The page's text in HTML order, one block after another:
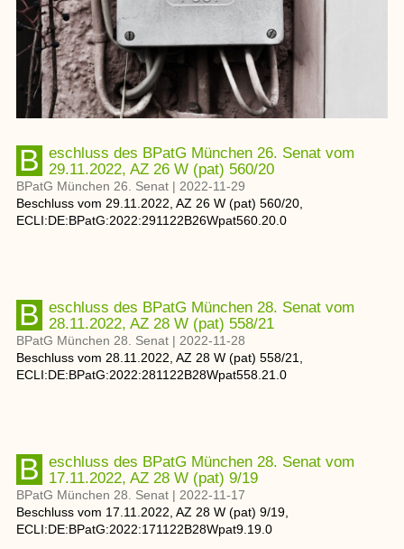
Beschluss des BPatG München 26. Senat vom 29.11.2022, AZ 26 W (pat) 560/20
BPatG München 26. Senat | 2022-11-29
Beschluss vom 29.11.2022 , AZ 26 W (pat) 560/20
ECLI:DE:BPatG:2022:291122B26Wpat560.20.0
Beschluss des BPatG München 28. Senat vom 28.11.2022, AZ 28 W (pat) 558/21
BPatG München 28. Senat | 2022-11-28
Beschluss vom 28.11.2022 , AZ 28 W (pat) 558/21
ECLI:DE:BPatG:2022:281122B28Wpat558.21.0
Beschluss des BPatG München 28. Senat vom 17.11.2022, AZ 28 W (pat) 9/19
BPatG München 28. Senat | 2022-11-17
Beschluss vom 17.11.2022 , AZ 28 W (pat) 9/19
ECLI:DE:BPatG:2022:171122B28Wpat9.19.0